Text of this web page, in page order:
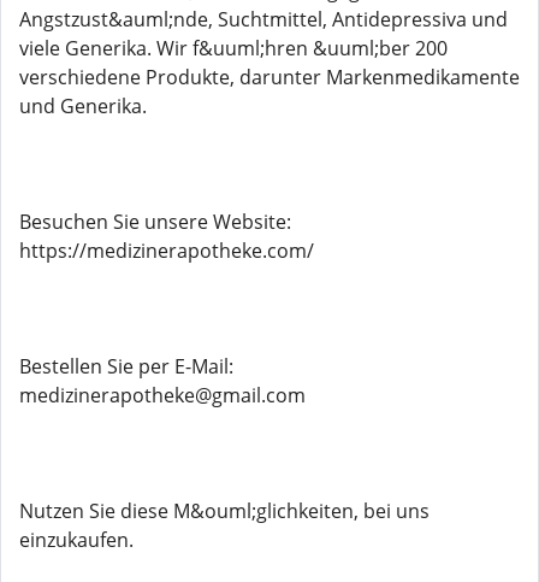
Angstzust&auml;nde, Suchtmittel, Antidepressiva und
viele Generika. Wir f&uuml;hren &uuml;ber 200
verschiedene Produkte, darunter Markenmedikamente
und Generika.
Besuchen Sie unsere Website:
https://medizinerapotheke.com/
Bestellen Sie per E-Mail:
medizinerapotheke@gmail.com
Nutzen Sie diese M&ouml;glichkeiten, bei uns
einzukaufen.